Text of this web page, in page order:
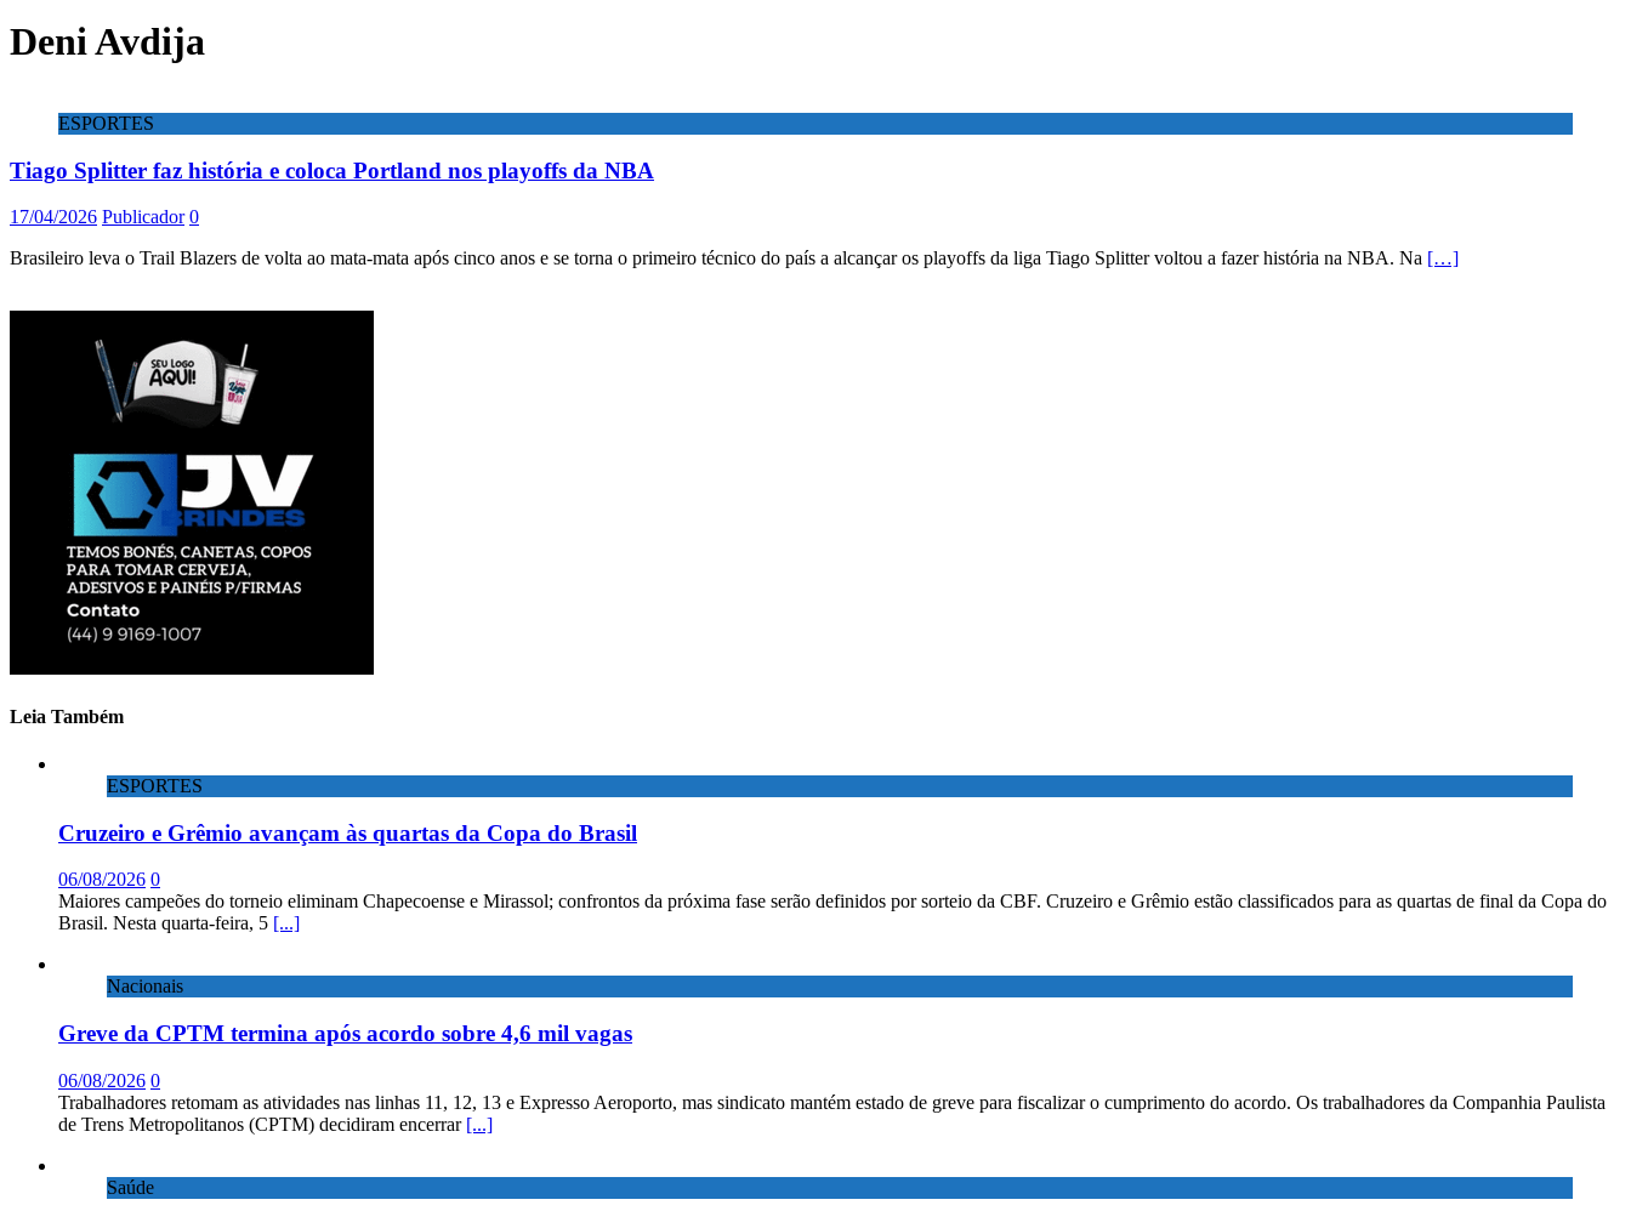
Deni Avdija
ESPORTES
Tiago Splitter faz história e coloca Portland nos playoffs da NBA
17/04/2026 Publicador 0
Brasileiro leva o Trail Blazers de volta ao mata-mata após cinco anos e se torna o primeiro técnico do país a alcançar os playoffs da liga Tiago Splitter voltou a fazer história na NBA. Na […]
Leia Também
ESPORTES
Cruzeiro e Grêmio avançam às quartas da Copa do Brasil
06/08/2026 0
Maiores campeões do torneio eliminam Chapecoense e Mirassol; confrontos da próxima fase serão definidos por sorteio da CBF. Cruzeiro e Grêmio estão classificados para as quartas de final da Copa do
Brasil. Nesta quarta-feira, 5 [...]
Nacionais
Greve da CPTM termina após acordo sobre 4,6 mil vagas
06/08/2026 0
Trabalhadores retomam as atividades nas linhas 11, 12, 13 e Expresso Aeroporto, mas sindicato mantém estado de greve para fiscalizar o cumprimento do acordo. Os trabalhadores da Companhia Paulista
de Trens Metropolitanos (CPTM) decidiram encerrar [...]
Saúde